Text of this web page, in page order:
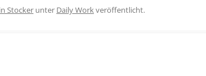
Stocker unter Daily Workveröffentlicht.